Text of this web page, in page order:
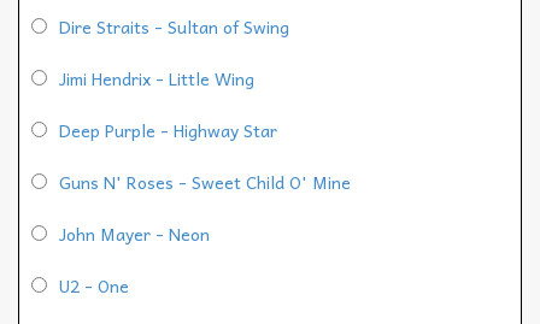
Dire Straits - Sultan of Swing
Jimi Hendrix - Little Wing
Deep Purple - Highway Star
Guns N' Roses - Sweet Child O' Mine
John Mayer - Neon
U2 - One